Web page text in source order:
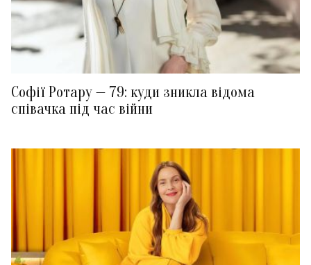
Софії Ротару — 79: куди зникла відома
співачка під час війни